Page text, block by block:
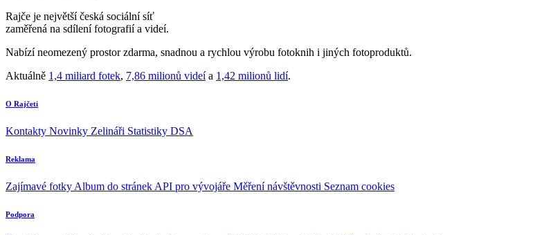
Rajče je největší česká sociální síť
zaměřená na sdílení fotografií a videí.
Nabízí neomezený prostor zdarma, snadnou a rychlou výrobu fotoknih i jiných fotoproduktů.
Aktuálně 1,4 miliard fotek, 7,86 milionů videía 1,42 milionů lidí.
O Rajčeti
Kontakty Novinky Zelináři Statistiky DSA
Reklama
Zajímavé fotky Album do stránek API pro vývojáře Měření návštěvnosti Seznam cookies
Podpora